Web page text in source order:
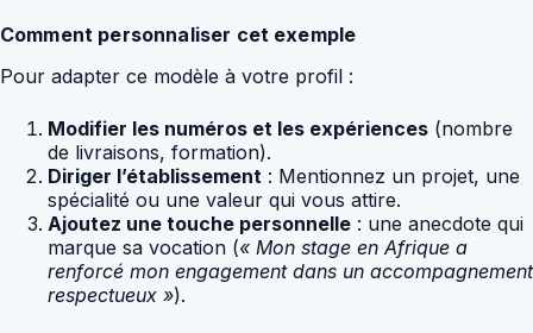
Comment personnaliser cet exemple
Pour adapter ce modèle à votre profil :
Modifier les numéros et les expériences (nombre
de livraisons, formation).
Diriger l’établissement : Mentionnez un projet, une
spécialité ou une valeur qui vous attire.
Ajoutez une touche personnelle : une anecdote qui
marque sa vocation (« Mon stage en Afrique a
renforcé mon engagement dans un accompagnement
respectueux »).